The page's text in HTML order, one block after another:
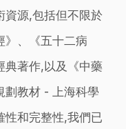
資源,包括但不限於
》、《五十二病
典著作,以及《中藥
劃教材 - 上海科學
性和完整性,我們已